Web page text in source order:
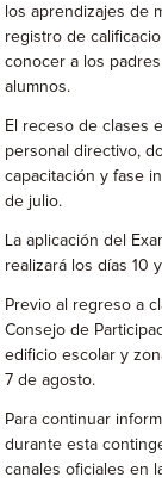
los aprendizajes de
registro de
conocer a los
alumnos.
El receso de clases
personal directivo,
capacitación y fase
de julio.
La aplicación del
realizará los días 10
Previo al regreso a
Consejo de
edificio escolar y
7 de agosto.
Para continuar
durante esta
canales oficiales en